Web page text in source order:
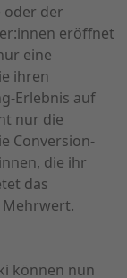
oder der
eröffnet
eine
ihren
Erlebnis auf
nur die
Conversion-
die ihr
das
können nun